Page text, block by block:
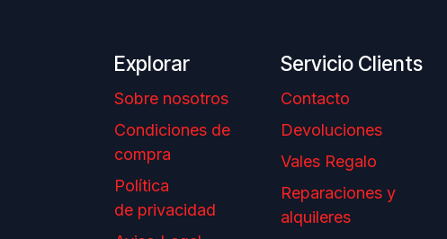
Explorar
Sobre nosotros
Condiciones de
compra
Política
de privacidad
Servicio Clients
Contacto
Devoluciones
Vales Regalo
Reparaciones y
alquileres